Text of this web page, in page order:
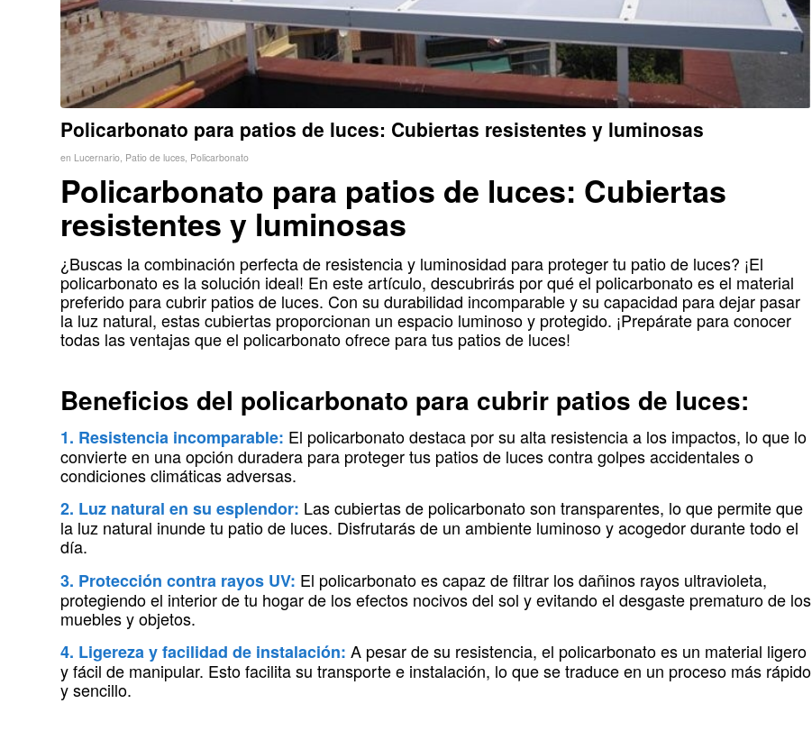
Policarbonato para patios de luces: Cubiertas resistentes y luminosas
en Lucernario Patio de luces Policarbonato
Policarbonato para patios de luces: Cubiertas
resistentes y luminosas
¿Buscas la combinación perfecta de resistencia y luminosidad para proteger tu patio de luces? ¡El
policarbonato es la solución ideal! En este artículo, descubrirás por qué el policarbonato es el material
preferido para cubrir patios de luces. Con su durabilidad incomparable y su capacidad para dejar pasar
la luz natural, estas cubiertas proporcionan un espacio luminoso y protegido. ¡Prepárate para conocer
todas las ventajas que el policarbonato ofrece para tus patios de luces!
Beneficios del policarbonato para cubrir patios de luces:
1. Resistencia incomparable: El policarbonato destaca por su alta resistencia a los impactos, lo que lo
convierte en una opción duradera para proteger tus patios de luces contra golpes accidentales o
condiciones climáticas adversas.
2. Luz natural en su esplendor: Las cubiertas de policarbonato son transparentes, lo que permite que
la luz natural inunde tu patio de luces. Disfrutarás de un ambiente luminoso y acogedor durante todo el
día.
3. Protección contra rayos UV: El policarbonato es capaz de filtrar los dañinos rayos ultravioleta,
protegiendo el interior de tu hogar de los efectos nocivos del sol y evitando el desgaste prematuro de los
muebles y objetos.
4. Ligereza y facilidad de instalación: A pesar de su resistencia, el policarbonato es un material ligero
y fácil de manipular. Esto facilita su transporte e instalación, lo que se traduce en un proceso más rápido
y sencillo.